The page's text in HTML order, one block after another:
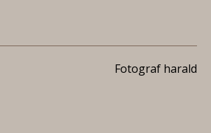
Fotograf harald